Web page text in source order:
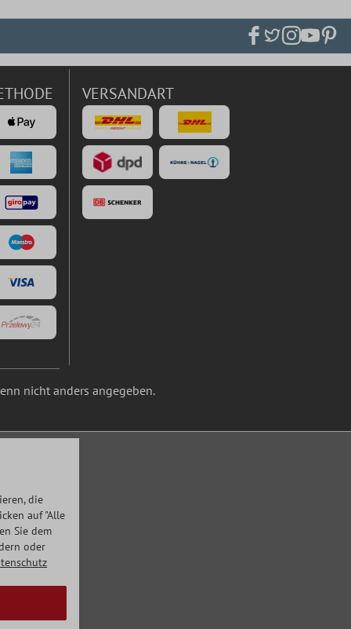
VERSANDART
nicht anders angegeben.
die
auf "Alle
Sie dem
oder